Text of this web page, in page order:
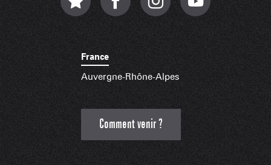
France
Auvergne-Rhône-Alpes
Comment venir ?